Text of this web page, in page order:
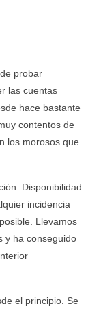
probar
las cuentas
hace bastante
contentos de
los morosos que
Disponibilidad
incidencia
Llevamos
y ha conseguido
el principio. Se